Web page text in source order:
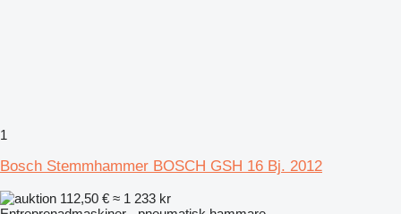
1
Bosch Stemmhammer BOSCH GSH 16 Bj. 2012
112,50 € ≈ 1 233 kr